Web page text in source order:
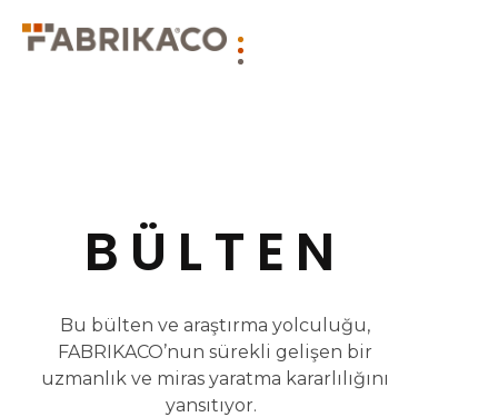
BÜLTEN
Bu bülten ve araştırma yolculuğu,
FABRIKACO’nun sürekli gelişen bir
uzmanlık ve miras yaratma kararlılığını
yansıtıyor.